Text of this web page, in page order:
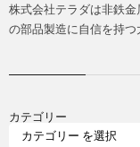
株式会社テラダは非鉄
の部品製造に自信を持つ
カテゴリー